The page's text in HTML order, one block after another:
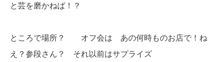
と芸を磨かねば！？
ところで場所？ オフ会は あの何時ものお店で！ね
え？参段さん？ それ以前はサプライズ